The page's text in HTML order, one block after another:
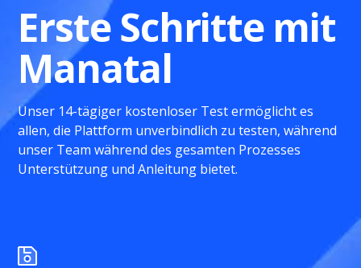
Erste Schritte mit
Manatal
Unser 14-tägiger kostenloser Test ermöglicht es
allen, die Plattform unverbindlich zu testen, während
unser Team während des gesamten Prozesses
Unterstützung und Anleitung bietet.